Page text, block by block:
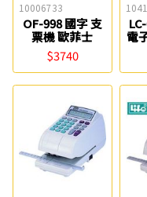
10006733
OF-998 國字 支
票機 歐菲士
$3740
電